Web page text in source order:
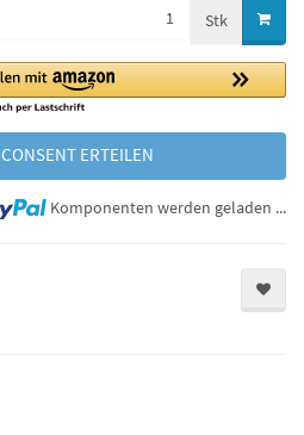
Stk
CONSENT ERTEILEN
Komponenten werden geladen ...